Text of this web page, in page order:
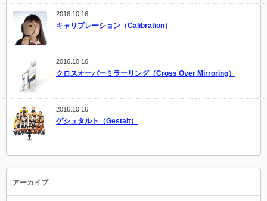
2016.10.16
キャリブレーション（Calibration）
2016.10.16
クロスオーバーミラーリング（Cross Over Mirroring）
2016.10.16
ゲシュタルト（Gestalt）
アーカイブ